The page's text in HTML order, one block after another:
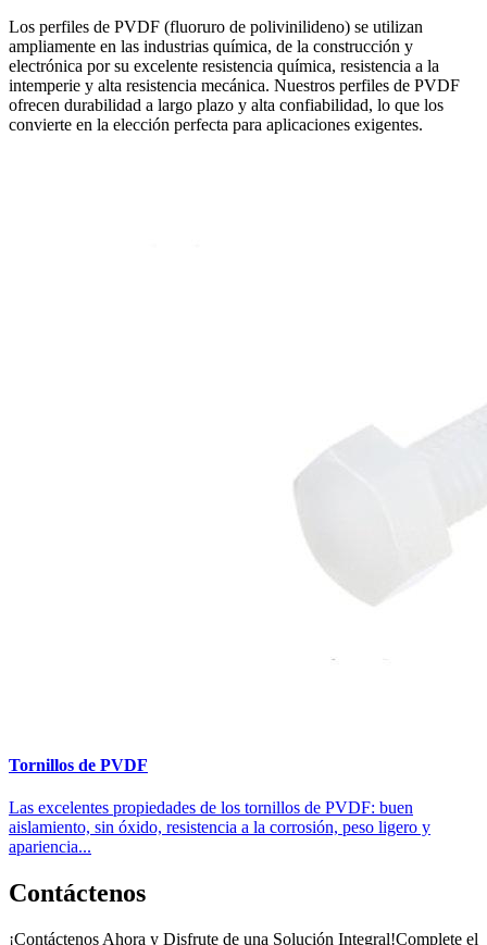
Los perfiles de PVDF (fluoruro de polivinilideno) se utilizan
ampliamente en las industrias química, de la construcción y
electrónica por su excelente resistencia química, resistencia a la
intemperie y alta resistencia mecánica. Nuestros perfiles de PVDF
ofrecen durabilidad a largo plazo y alta confiabilidad, lo que los
convierte en la elección perfecta para aplicaciones exigentes.
Tornillos de PVDF
Las excelentes propiedades de los tornillos de PVDF: buen
aislamiento, sin óxido, resistencia a la corrosión, peso ligero y
apariencia...
Contáctenos
¡Contáctenos Ahora y Disfrute de una Solución Integral!Complete el